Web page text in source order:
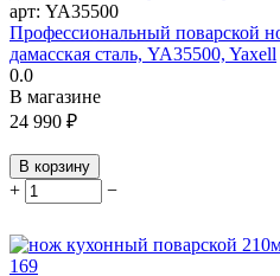
арт: YA35500
Профессиональный поварской
дамасская сталь, YA35500, Yaxell
0.0
В магазине
24 990 ₽
В корзину
+ −